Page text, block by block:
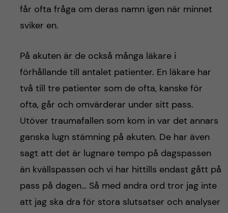
får ofta fråga om deras namn igen när minnet
sviker en.
På akuten är de också många läkare i
förhållande till antalet patienter. En läkare har
två till tre patienter som de ofta, kanske för
ofta, går och omvärderar under sitt pass.
Utöver traumafallen som kom in var det annars
ganska lugn stämning på akuten. De har även
sagt att det är lugnare tempo på dagspassen
än kvällspassen och vi har hittills endast gått på
pass på dagen… Så med andra ord tror jag inte
att jag ska dra för stora slutsatser och analyser